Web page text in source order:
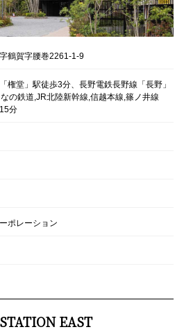
鶴賀字腰巻2261-1-9
権堂」駅徒歩3分、長野電鉄長野線「長野」
の鉄道,JR北陸新幹線,信越本線,篠ノ井線
分
ポレーション
EAST